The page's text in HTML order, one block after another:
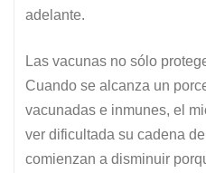
adelante.
Las vacunas no sólo
Cuando se alcanza un
vacunadas e inmunes, el
ver dificultada su cadena
comienzan a disminuir